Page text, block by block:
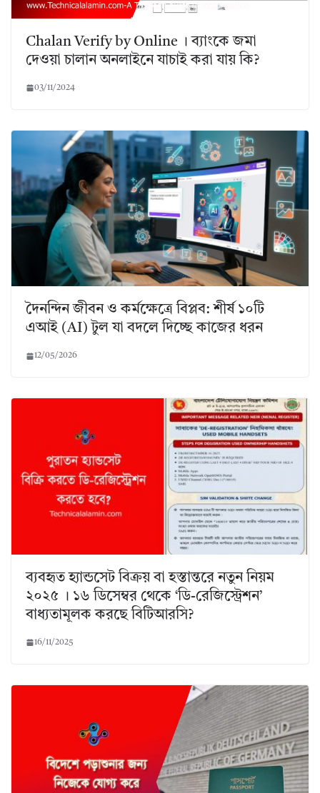
Chalan Verify by Online । ব্যাংকে জমা
দেওয়া চালান অনলাইনে যাচাই করা যায় কি?
03/11/2024
দৈনন্দিন জীবন ও কর্মক্ষেত্রে বিপ্লব: শীর্ষ ১০টি
এআই (AI) টুল যা বদলে দিচ্ছে কাজের ধরন
12/05/2026
ব্যবহৃত হ্যান্ডসেট বিক্রয় বা হস্তান্তরে নতুন নিয়ম
২০২৫ । ১৬ ডিসেম্বর থেকে ‘ডি-রেজিস্ট্রেশন’
বাধ্যতামূলক করছে বিটিআরসি?
16/11/2025